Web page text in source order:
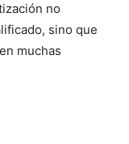
no
sino que
muchas